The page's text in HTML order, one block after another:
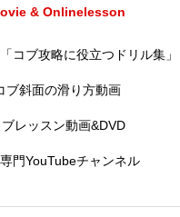
& Onlinelesson
コブ攻略に役立つドリル集」
ブ斜面の滑り方動画
ブレッスン動画&DVD
門YouTubeチャンネル